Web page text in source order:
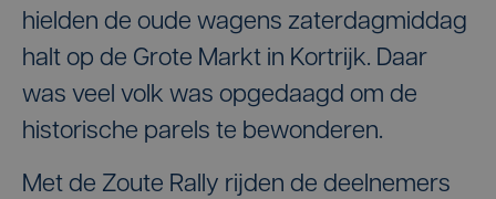
hielden de oude wagens zaterdagmiddag
halt op de Grote Markt in Kortrijk. Daar
was veel volk was opgedaagd om de
historische parels te bewonderen.
Met de Zoute Rally rijden de deelnemers